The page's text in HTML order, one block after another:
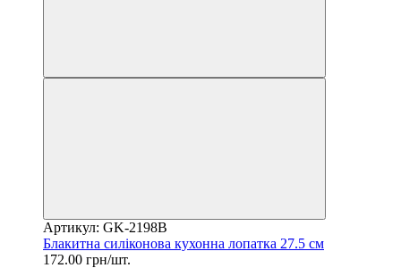
Артикул: GK-2198B
Блакитна силіконова кухонна лопатка 27.5 см
172.00 грн/шт.